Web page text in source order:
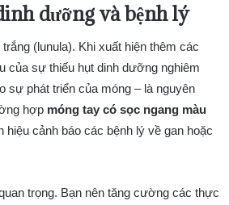
dưỡng và bệnh lý
(lunula). Khi xuất hiện thêm các
của sự thiếu hụt dinh dưỡng nghiêm
sự phát triển của móng – là nguyên
hợp móng tay có sọc ngang màu
hiệu cảnh báo các bệnh lý về gan hoặc
trọng. Bạn nên tăng cường các thực